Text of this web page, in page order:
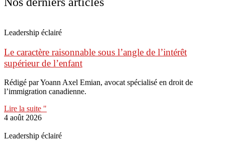
Leadership éclairé
Le caractère raisonnable sous l’angle de l’intérêt
supérieur de l’enfant
Rédigé par Yoann Axel Emian, avocat spécialisé en droit de
l’immigration canadienne.
Lire la suite "
4 août 2026
Leadership éclairé